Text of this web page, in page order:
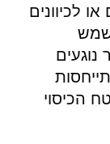
לכיוונים
נוגעים
הכיסוי